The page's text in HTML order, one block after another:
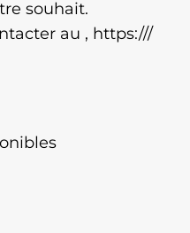
souhait.
au , https:///